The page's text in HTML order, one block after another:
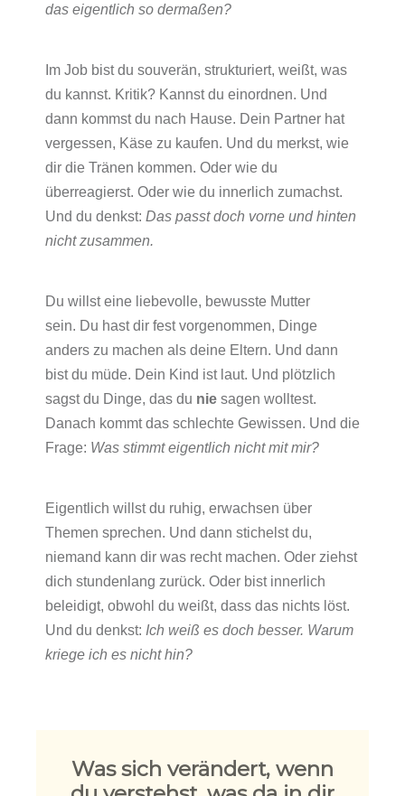
das eigentlich so dermaßen?
Im Job bist du souverän, strukturiert, weißt, was
du kannst. Kritik? Kannst du einordnen. Und
dann kommst du nach Hause. Dein Partner hat
vergessen, Käse zu kaufen. Und du merkst, wie
dir die Tränen kommen. Oder wie du
überreagierst. Oder wie du innerlich zumachst.
Und du denkst: Das passt doch vorne und hinten
nicht zusammen.
Du willst eine liebevolle, bewusste Mutter
sein. Du hast dir fest vorgenommen, Dinge
anders zu machen als deine Eltern. Und dann
bist du müde. Dein Kind ist laut. Und plötzlich
sagst du Dinge, das du nie sagen wolltest.
Danach kommt das schlechte Gewissen. Und die
Frage: Was stimmt eigentlich nicht mit mir?
Eigentlich willst du ruhig, erwachsen über
Themen sprechen. Und dann stichelst du,
niemand kann dir was recht machen. Oder ziehst
dich stundenlang zurück. Oder bist innerlich
beleidigt, obwohl du weißt, dass das nichts löst.
Und du denkst: Ich weiß es doch besser. Warum
kriege ich es nicht hin?
Was sich verändert, wenn